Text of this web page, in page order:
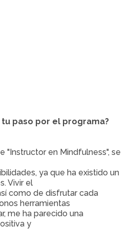
tu paso por el programa?
"Instructor en Mindfulness", se
ya que ha existido un
Vivir el
como de disfrutar cada
herramientas
me ha parecido una
y